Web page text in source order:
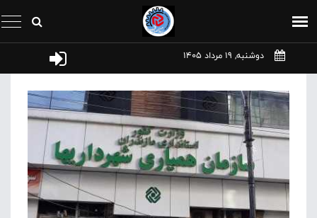
دوشنبه, 19 مرداد 1405